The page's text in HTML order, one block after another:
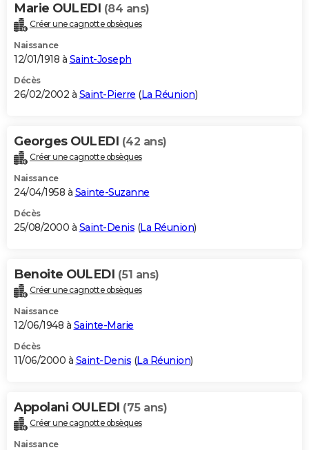
Marie OULEDI (84 ans)
Créer une cagnotte obsèques
Naissance
12/01/1918 à Saint-Joseph
Décès
26/02/2002 à Saint-Pierre (La Réunion)
Georges OULEDI (42 ans)
Créer une cagnotte obsèques
Naissance
24/04/1958 à Sainte-Suzanne
Décès
25/08/2000 à Saint-Denis (La Réunion)
Benoite OULEDI (51 ans)
Créer une cagnotte obsèques
Naissance
12/06/1948 à Sainte-Marie
Décès
11/06/2000 à Saint-Denis (La Réunion)
Appolani OULEDI (75 ans)
Créer une cagnotte obsèques
Naissance